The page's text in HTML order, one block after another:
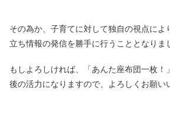
その為か、子育てに対して独自の視点によ
立ち情報の発信を勝手に行うこととなりま
もしよろしければ、「あんた座布団一枚！
後の活力になりますので、よろしくお願い